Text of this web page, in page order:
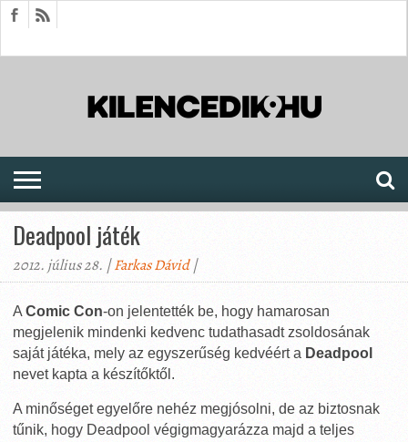
Deadpool játék
2012. július 28. |Farkas Dávid|
A Comic Con-on jelentették be, hogy hamarosan
megjelenik mindenki kedvenc tudathasadt zsoldosának
saját játéka, mely az egyszerűség kedvéért a Deadpool
nevet kapta a készítőktől.
A minőséget egyelőre nehéz megjósolni, de az biztosnak
tűnik, hogy Deadpool végigmagyarázza majd a teljes